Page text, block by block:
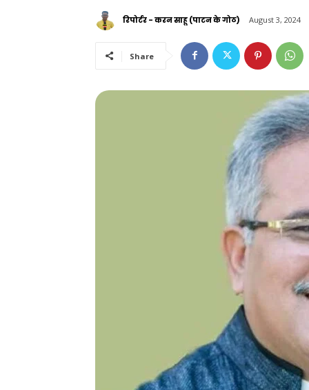
रिपोर्टर - करन साहू (पाटन के गोठ) August 3, 2024
Share